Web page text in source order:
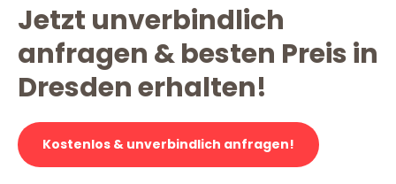
Jetzt unverbindlich
anfragen & besten Preis in
Dresden erhalten!
Kostenlos & unverbindlich anfragen!